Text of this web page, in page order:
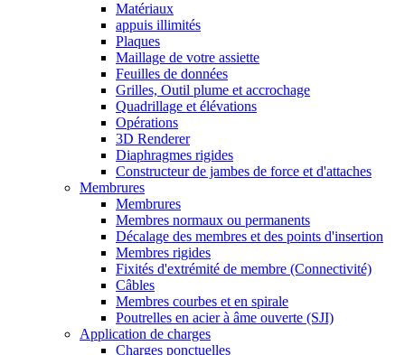
Matériaux
appuis illimités
Plaques
Maillage de votre assiette
Feuilles de données
Grilles, Outil plume et accrochage
Quadrillage et élévations
Opérations
3D Renderer
Diaphragmes rigides
Constructeur de jambes de force et d'attaches
Membrures
Membrures
Membres normaux ou permanents
Décalage des membres et des points d'insertion
Membres rigides
Fixités d'extrémité de membre (Connectivité)
Câbles
Membres courbes et en spirale
Poutrelles en acier à âme ouverte (SJI)
Application de charges
Charges ponctuelles